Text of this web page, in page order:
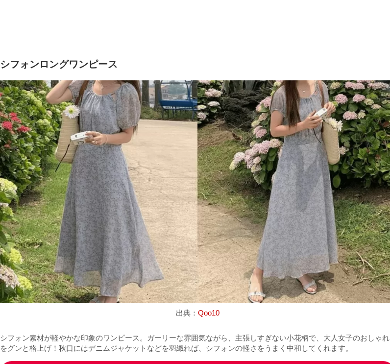
シフォンロングワンピース
出典： Qoo10
シフォン素材が軽やかな印象のワンピース。ガーリーな雰囲気ながら、主張しすぎない小花柄で、大人女子のおしゃれ
をグンと格上げ！秋口にはデニムジャケットなどを羽織れば、シフォンの軽さをうまく中和してくれます。